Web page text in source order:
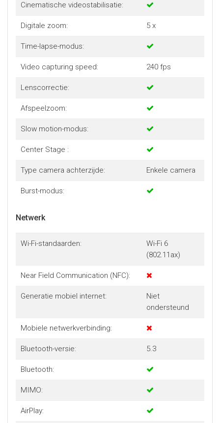
Cinematische videostabilisatie:
Digitale zoom: 5 x
Time-lapse-modus:
Video capturing speed: 240 fps
Lenscorrectie:
Afspeelzoom:
Slow motion-modus:
Center Stage :
Type camera achterzijde: Enkele camera
Burst-modus:
Netwerk
Wi-Fi-standaarden:
Wi-Fi 6
(802.11ax)
Near Field Communication (NFC):
Generatie mobiel internet:
Niet
ondersteund
Mobiele netwerkverbinding:
Bluetooth-versie: 5.3
Bluetooth:
MIMO:
AirPlay: